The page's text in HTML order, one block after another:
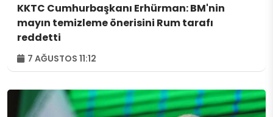
KKTC Cumhurbaşkanı Erhürman: BM'nin
mayın temizleme önerisini Rum tarafı
reddetti
7 AĞUSTOS 11:12